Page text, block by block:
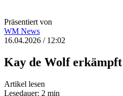
Präsentiert von
WM News
16.04.2026 / 12:02
Kay de Wolf erkämpft
Artikel lesen
Lesedauer: 2 min